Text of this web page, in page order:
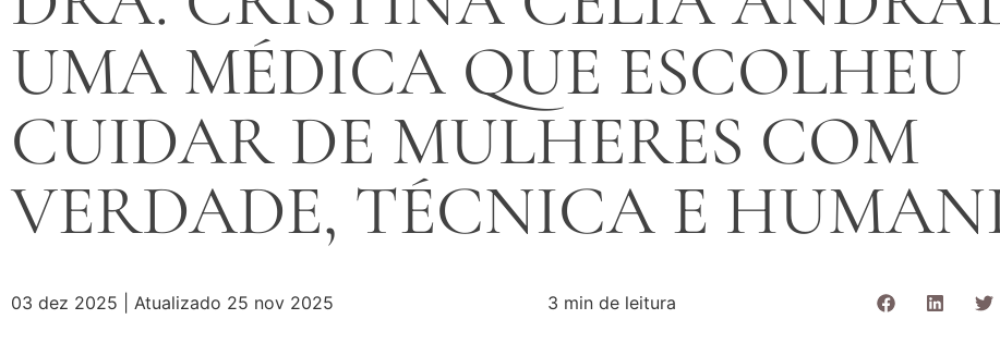
UMA MÉDICA QUE ESCOLHEU
CUIDAR DE MULHERES COM
VERDADE, TÉCNICA E
03 dez 2025 | Atualizado 25 nov 2025 3 min de leitura